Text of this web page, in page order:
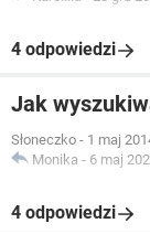
4 odpowiedzi
Jak
Słoneczko - 1 maj
Monika - 6 maj
4 odpowiedzi